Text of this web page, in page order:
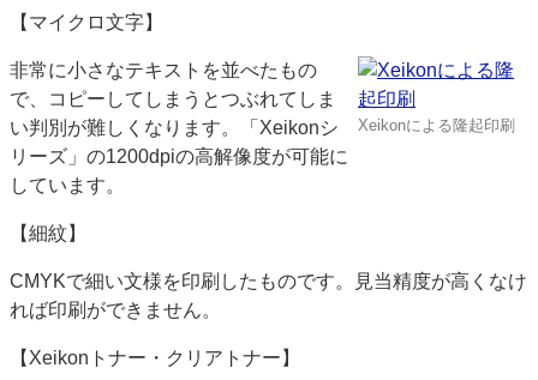
【マイクロ文字】
Xeikonによる隆起印刷
非常に小さなテキストを並べたもの
で、コピーしてしまうとつぶれてしま
い判別が難しくなります。「Xeikonシ
リーズ」の1200dpiの高解像度が可能に
しています。
【細紋】
CMYKで細い文様を印刷したものです。見当精度が高くなけ
れば印刷ができません。
【Xeikonトナー・クリアトナー】